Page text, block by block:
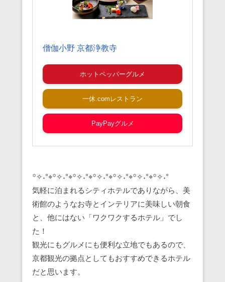
僧伽小野 京都浄教寺
ホットペッパーグルメ
一休.comレストラン
PayPayグルメ
꙳✧˖°⌖꙳✧˖°⌖꙳✧˖°⌖꙳✧˖°⌖꙳✧˖°⌖꙳✧˖°⌖꙳✧˖°
気軽に泊まれるシティホテルでありながら、美
術館のようなお寺とインテリアに美味しい朝食
と、他にはない「ワクワクするホテル」でし
た！
観光にもグルメにも便利な立地でもあるので、
京都観光の拠点としてもおすすめできるホテル
だと思います。